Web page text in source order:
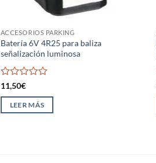
ACCESORIOS PARKING
Batería 6V 4R25 para baliza
señalización luminosa
Valorado
de
11,50€
LEER MÁS